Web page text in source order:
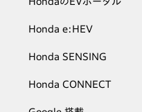
Honda e:HEV
Honda SENSING
Honda CONNECT